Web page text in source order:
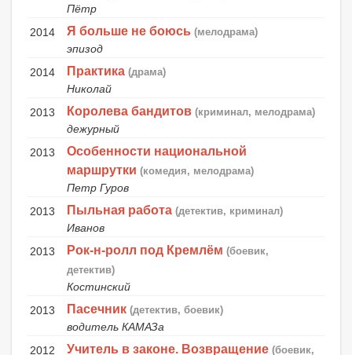
Пётр
2014
Я больше не боюсь (мелодрама)
эпизод
2014
Практика (драма)
Николай
2013
Королева бандитов (криминал, мелодрама)
дежурный
2013
Особенности национальной
маршрутки (комедия, мелодрама)
Петр Гуров
2013
Пыльная работа (детектив, криминал)
Иванов
2013
Рок-н-ролл под Кремлём (боевик,
детектив)
Костинский
2013
Пасечник (детектив, боевик)
водитель КАМАЗа
2012
Учитель в законе. Возвращение (боевик,